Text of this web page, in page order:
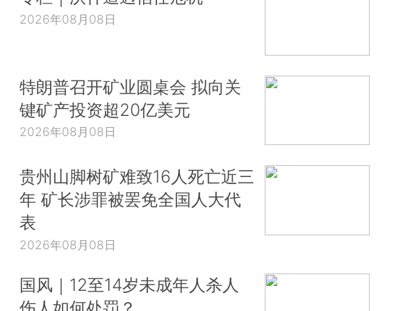
2026年08月08日
特朗普召开矿业圆桌会 拟向关
键矿产投资超20亿美元
2026年08月08日
贵州山脚树矿难致16人死亡近三
年 矿长涉罪被罢免全国人大代
表
2026年08月08日
国风｜12至14岁未成年人杀人